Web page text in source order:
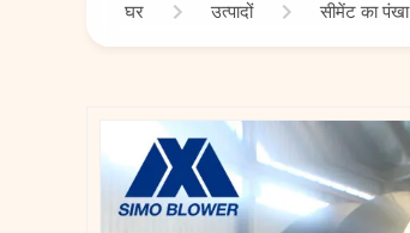
घर उत्पादों सीमेंट का पंखा